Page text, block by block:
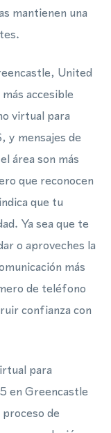
mantienen una
United
accesible
virtual para
y mensajes de
área son más
que reconocen
que tu
Ya sea que te
o aproveches la
más
de teléfono
confianza con
para
en Greencastle
de